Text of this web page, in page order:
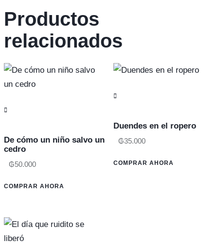
Productos
relacionados
De cómo un niño salvo un
cedro
₲50.000
COMPRAR AHORA
Duendes en el ropero
₲35.000
COMPRAR AHORA